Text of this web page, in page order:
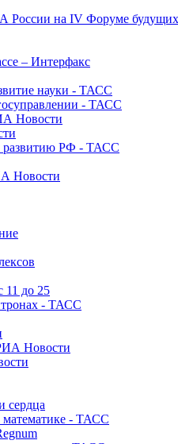
России на IV Форуме
– Интерфакс
науки - ТАСС
- ТАСС
Новости
развитию РФ - ТАСС
Новости
11 до 25
- ТАСС
Новости
сердца
математике - ТАСС